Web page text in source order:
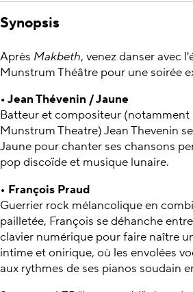
Synopsis
Après Makbeth, venez danser avec
Munstrum Théâtre pour une soirée
• Jean Thévenin / Jaune
Batteur et compositeur (notamment
Munstrum Theatre) Jean Thevenin
Jaune pour chanter ses chansons
pop discoïde et musique lunaire.
• François Praud
Guerrier rock mélancolique en
pailletée, François se déhanche
clavier numérique pour faire naître
intime et onirique, où les envolées
aux rythmes de ses pianos soudain